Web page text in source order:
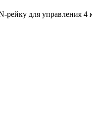
для управления 4